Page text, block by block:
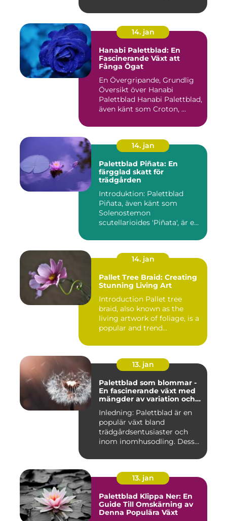
14. jan
Hanabi Palettblad: En
Fascinerande Växt att
Fånga Ögat
En Övergripande, Grundlig
Översikt över Hanabi
Palettblad Hanabi Palettblad,
även känt som Croton, ...
14. jan
Palettblad Piñata: En
färgglad skatt för
trädgården
Introduktion: Palettblad
Piñata, även känt som
Solenostemon
scutellarioides 'Piñata', är en
14. jan
Pallet Tree Braid: Creating
Stunning Living Art
Introduction Pallet tree
braid, also known as the
living artwork of foliage, is a
popular and trend...
13. jan
Palettblad som blommar -
En fascinerande växt med
mängder av variation och
Inledning: Palettblad är en
populär växt bland
trädgårdsentusiaster och
inom inomhusodling. Dess
13. jan
Palettblad Klippa Ner: En
Guide Till Omskärning av
Denna Populära Växt